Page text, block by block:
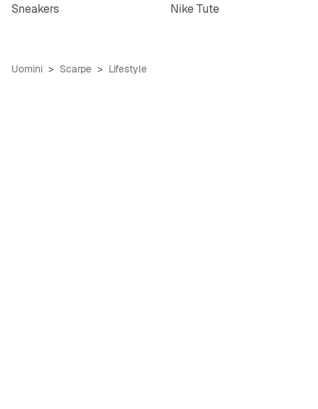
Sneakers
Nike Tute
Uomini Scarpe Lifestyle